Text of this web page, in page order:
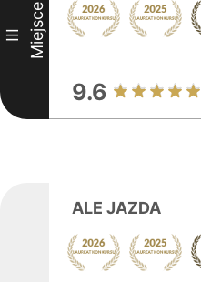
III Miejsce
9.6
ALE JAZDA